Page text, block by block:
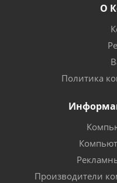
О
Политика
Производители